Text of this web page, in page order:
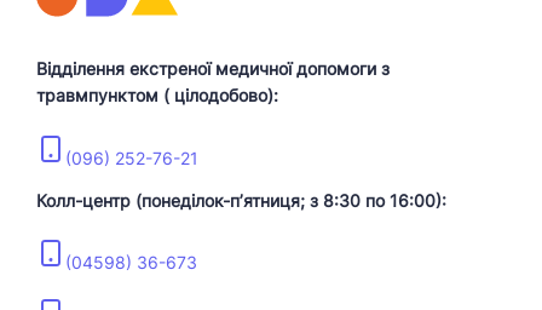
Відділення екстреної медичної допомоги з
травмпунктом ( цілодобово):
(096) 252-76-21
Колл-центр (понеділок-пʼятниця; з 8:30 по 16:00):
(04598) 36-673